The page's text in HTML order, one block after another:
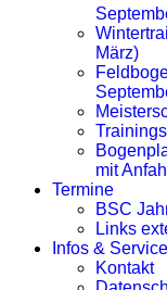
März)
mit
Termine
BSC
Links
Infos & Service
Kontakt